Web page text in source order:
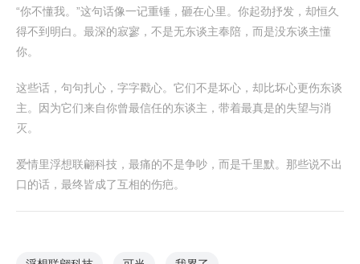
“你不懂我。”这句话像一记重锤，砸在心里。你起劲抒发，却恒久
得不到明白。最深的寂寥，不是无东谈主奉陪，而是没东谈主懂
你。
这些话，句句扎心，字字戳心。它们不是坏心，却比坏心更伤东谈
主。因为它们来自你曾最信任的东谈主，带着最真是的失望与消
灭。
爱情里浮想联翩科技，最痛的不是争吵，而是千里默。那些说不出
口的话，最终皆成了互相的伤疤。